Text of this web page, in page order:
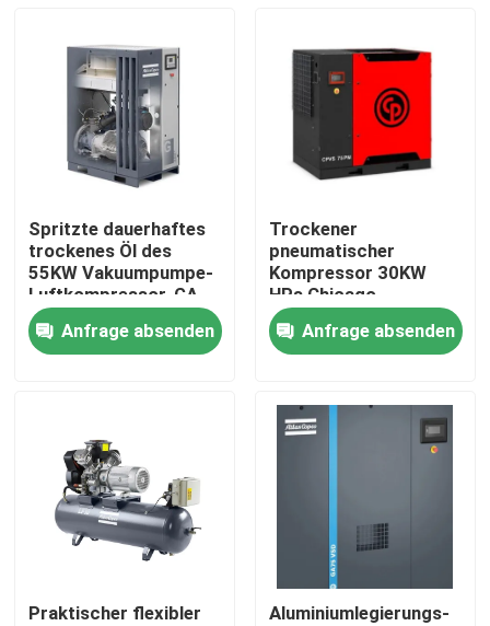
Produkte
Über uns
Qualitätskontrolle
Kontakt
Schraubenartiger Luftkompressor
Öl überschwemmter Luftkompressor
zentrifugaler Luftkompressor
Spritzte dauerhaftes
trockenes Öl des
55KW Vakuumpumpe-
Luftkompressor-GA
55 ein
Anfrage absenden
Trockener
pneumatischer
Kompressor 30KW
HPs Chicago
Vakuumpumpen
ISO9001 CPM40
Anfrage absenden
Praktischer flexibler
Aluminiumlegierungs-